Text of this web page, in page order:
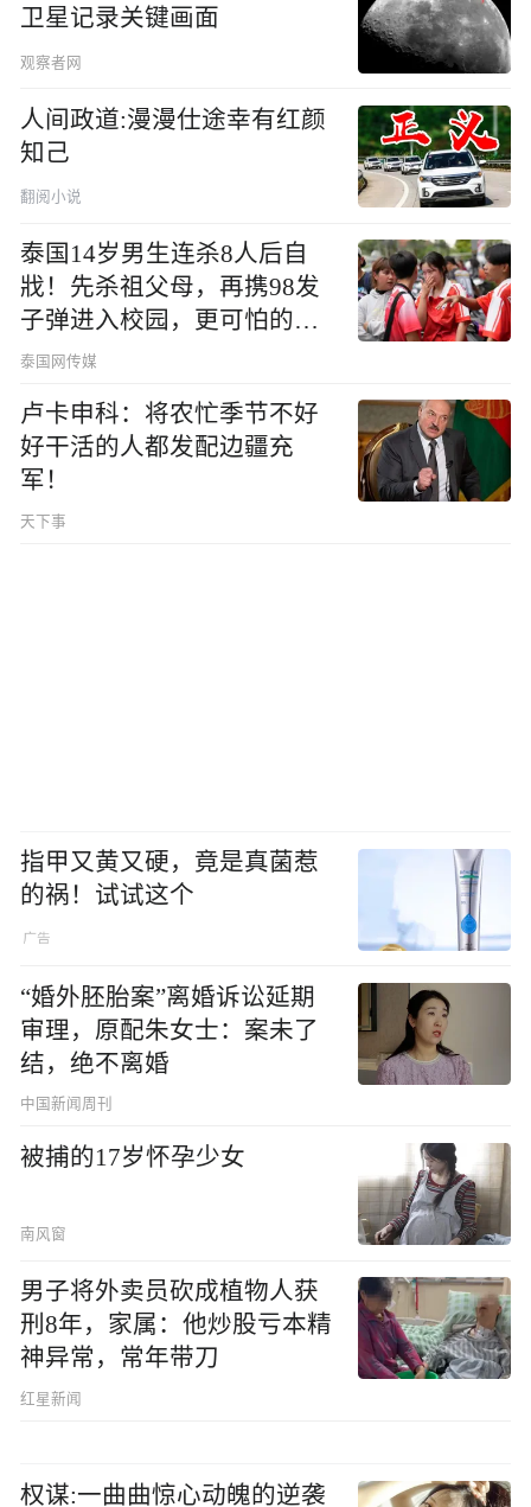
卫星记录关键画面
观察者网
人间政道:漫漫仕途幸有红颜
知己
翻阅小说
泰国14岁男生连杀8人后自
戕！先杀祖父母，再携98发
子弹进入校园，更可怕的细
节公布了
泰国网传媒
卢卡申科：将农忙季节不好
好干活的人都发配边疆充
军！
天下事
指甲又黄又硬，竟是真菌惹
的祸！试试这个
“婚外胚胎案”离婚诉讼延期
审理，原配朱女士：案未了
结，绝不离婚
中国新闻周刊
被捕的17岁怀孕少女
南风窗
男子将外卖员砍成植物人获
刑8年，家属：他炒股亏本精
神异常，常年带刀
红星新闻
权谋:一曲曲惊心动魄的逆袭